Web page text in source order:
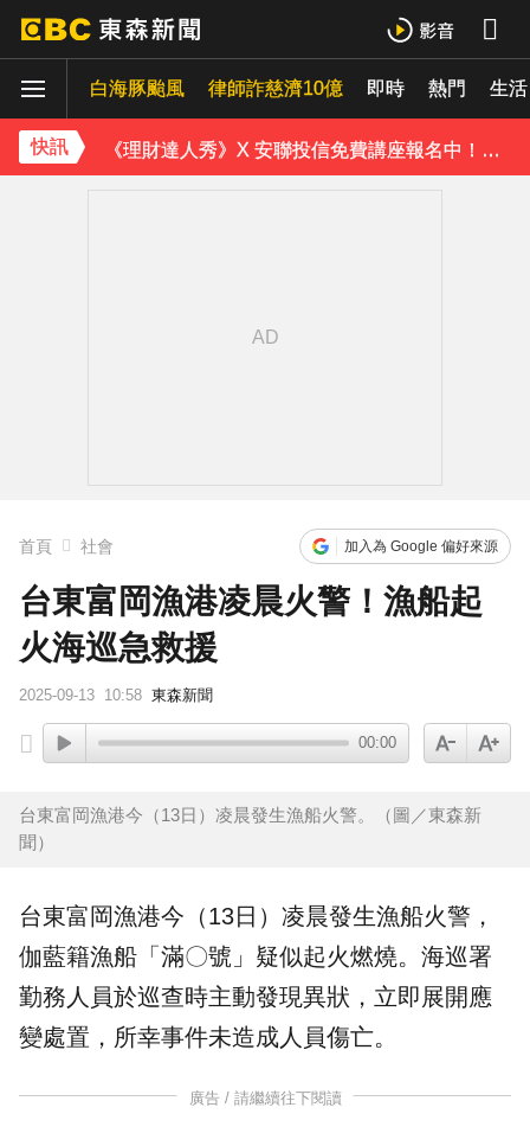
白海豚颱風 律師詐慈濟10億 即時 熱門 生活
快訊
下載東森App，隨時掌握天下大小事！
首頁 社會 加入為 Google 偏好來源
台東富岡漁港凌晨火警！漁船起
火海巡急救援
2025-09-13 10:58 東森新聞
00:00
台東富岡漁港今（13日）凌晨發生漁船火警。（圖／東森新
聞）
台東富岡漁港今（13日）凌晨發生漁船火警 ，
伽藍籍漁船「滿〇號」疑似起火燃燒。 海巡署
勤務人員於巡查時主動發現異狀，立即展開應
變處置，所幸事件未造成人員傷亡。
廣告 / 請繼續往下閱讀